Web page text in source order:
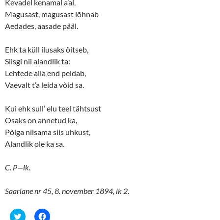
n
e
w
w
o
w
n
n
e
w
d
o
w
)
Kevadel kenamal a’al,
Magusast, magusast lõhnab
Aedades, aasade pääl.
Ehk ta küll ilusaks õitseb,
Siisgi nii alandlik ta:
Lehtede alla end peidab,
Vaevalt t’a leida võid sa.
Kui ehk sull’ elu teel tähtsust
Osaks on annetud ka,
Põlga niisama siis uhkust,
Alandlik ole ka sa.
C. P—lk.
Saarlane nr 45, 8. november 1894, lk 2.
C C